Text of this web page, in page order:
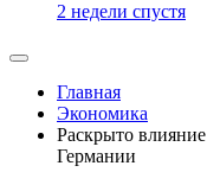
2 недели спустя
Главная
Экономика
Раскрыто
Германии